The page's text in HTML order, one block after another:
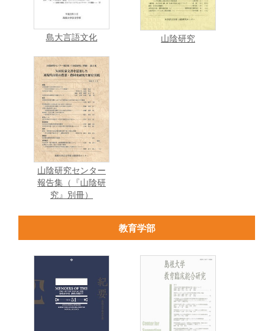
島大言語文化 山陰研究
山陰研究センター
報告集（『山陰研
究』別冊）
教育学部